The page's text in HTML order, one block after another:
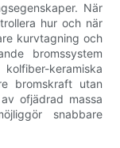
När
hur och när
kurvtagning och
bromssystem
keramiska
bromskraft utan
ofjädrad massa
snabbare